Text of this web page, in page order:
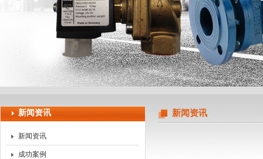
上海申思特自动化设备有限公司
新闻资讯
新闻资讯
成功案例
新闻资讯